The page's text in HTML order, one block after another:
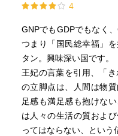
衛星電話普及、とかいう
賢明さを感じます。
4
GNPでもGDPでもなく
つまり「国民総幸福」
タン。興味深い国です。
王妃の言葉を引用、「
の立脚点は、人間は物
足感も満足感も抱けな
は人々の生活の質およ
ってはならない、という